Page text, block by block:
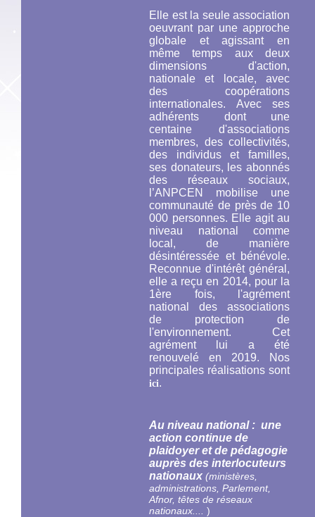
Elle est la seule association
oeuvrant par une approche
globale et agissant en
même temps aux deux
dimensions d'action,
nationale et locale, avec
des coopérations
internationales. Avec ses
adhérents dont une
centaine d'associations
membres, des collectivités,
des individus et familles,
ses donateurs, les abonnés
des réseaux sociaux,
l’ANPCEN mobilise une
communauté de près de 10
000 personnes. Elle agit au
niveau national comme
local, de manière
désintéressée et bénévole.
Reconnue d'intérêt général,
elle a reçu en 2014, pour la
1ère fois, l'agrément
national des associations
de protection de
l'environnement. Cet
agrément lui a été
renouvelé en 2019. Nos
principales réalisations sont
ici.
Au niveau national : une
action continue de
plaidoyer et de pédagogie
auprès des interlocuteurs
nationaux (ministères,
administrations, Parlement,
Afnor, têtes de réseaux
nationaux....
)